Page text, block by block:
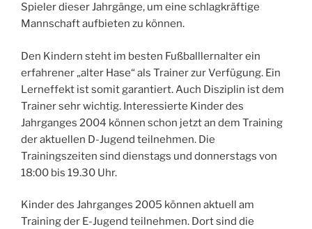
Spieler dieser Jahrgänge, um eine schlagkräftige
Mannschaft aufbieten zu können.
Den Kindern steht im besten Fußballlernalter ein
erfahrener „alter Hase“ als Trainer zur Verfügung. Ein
Lerneffekt ist somit garantiert. Auch Disziplin ist dem
Trainer sehr wichtig. Interessierte Kinder des
Jahrganges 2004 können schon jetzt an dem Training
der aktuellen D-Jugend teilnehmen. Die
Trainingszeiten sind dienstags und donnerstags von
18:00 bis 19.30 Uhr.
Kinder des Jahrganges 2005 können aktuell am
Training der E-Jugend teilnehmen. Dort sind die